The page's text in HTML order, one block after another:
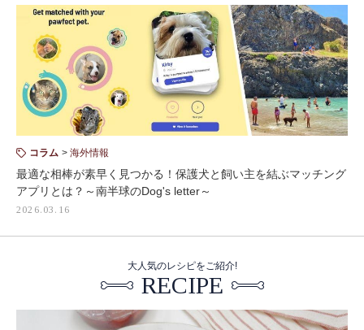
コラム 海外情報
最適な相棒が素早く見つかる！保護犬と飼い主を結ぶマッチング
アプリとは？～南半球のDog's letter～
2026.03.16
大人気のレシピをご紹介!
RECIPE